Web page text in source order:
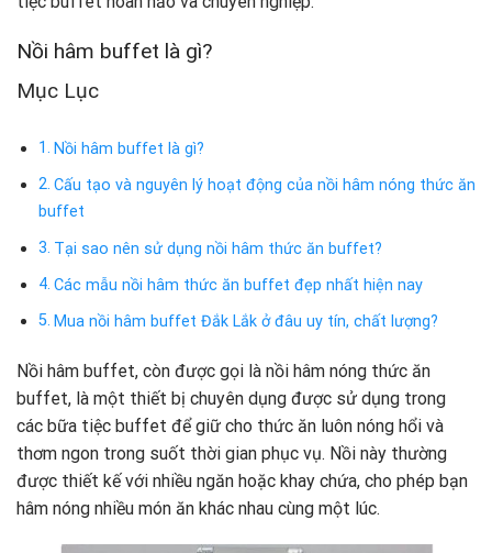
Nồi hâm buffet là gì?
Mục Lục
Nồi hâm buffet là gì?
Cấu tạo và nguyên lý hoạt động của nồi hâm nóng thức ăn
buffet
Tại sao nên sử dụng nồi hâm thức ăn buffet?
Các mẫu nồi hâm thức ăn buffet đẹp nhất hiện nay
Mua nồi hâm buffet Đắk Lắk ở đâu uy tín, chất lượng?
Nồi hâm buffet, còn được gọi là nồi hâm nóng thức ăn
buffet, là một thiết bị chuyên dụng được sử dụng trong
các bữa tiệc buffet để giữ cho thức ăn luôn nóng hổi và
thơm ngon trong suốt thời gian phục vụ. Nồi này thường
được thiết kế với nhiều ngăn hoặc khay chứa, cho phép bạn
hâm nóng nhiều món ăn khác nhau cùng một lúc.